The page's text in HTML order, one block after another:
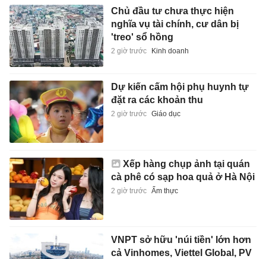
Chủ đầu tư chưa thực hiện
nghĩa vụ tài chính, cư dân bị
'treo' sổ hồng
2 giờ trước Kinh doanh
Dự kiến cấm hội phụ huynh tự
đặt ra các khoản thu
2 giờ trước Giáo dục
Xếp hàng chụp ảnh tại quán
cà phê có sạp hoa quả ở Hà Nội
2 giờ trước Ẩm thực
VNPT sở hữu 'núi tiền' lớn hơn
cả Vinhomes, Viettel Global, PV